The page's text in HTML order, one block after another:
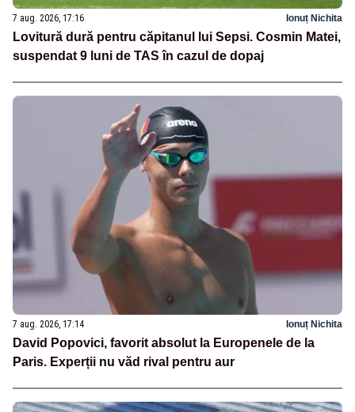
7 aug. 2026, 17:16 Ionuț Nichita
Lovitură dură pentru căpitanul lui Sepsi. Cosmin Matei,
suspendat 9 luni de TAS în cazul de dopaj
7 aug. 2026, 17:14 Ionuț Nichita
David Popovici, favorit absolut la Europenele de la
Paris. Experții nu văd rival pentru aur